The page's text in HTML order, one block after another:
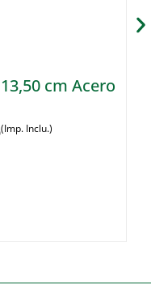
cm Acero
(Imp. Inclu.)